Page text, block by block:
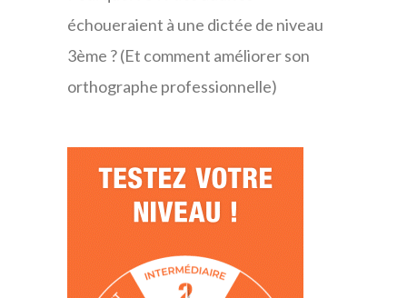
échoueraient à une dictée de niveau
3ème ? (Et comment améliorer son
orthographe professionnelle)